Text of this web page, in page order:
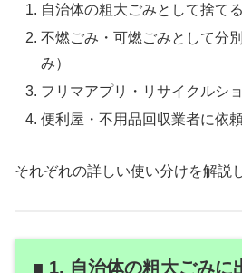
自治体の粗大ごみとして捨てる
不燃ごみ・可燃ごみとして分
み）
フリマアプリ・リサイクルシ
便利屋・不用品回収業者に依
それぞれの詳しい使い分けを解説
■ 1. 自治体の粗大ごみに